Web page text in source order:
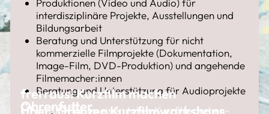
Produktionen (Video und Audio) für
interdisziplinäre Projekte, Ausstellungen und
Bildungsarbeit
Beratung und Unterstützung für nicht
kommerzielle Filmprojekte (Dokumentation,
Image-Film, DVD-Produktion) und angehende
Filmemacher:innen
Beratung und Unterstützung für Audioprojekte
frei raus! Kurzfilm machen
In nur fünf Tagen einen tollen Kurzfilm drehen-
Ohrenfutter